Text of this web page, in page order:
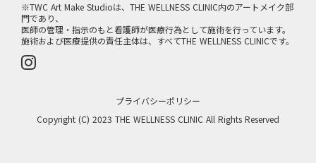
※TWC Art Make Studioは、THE WELLNESS CLINIC内のアートメイク部
門であり、
医師の管理・指示のもと看護師が医療行為として施術を行っています。
施術および医療提供の責任主体は、すべてTHE WELLNESS CLINICです。
プライバシーポリシー
Copyright (C) 2023 THE WELLNESS CLINIC All Rights Reserved